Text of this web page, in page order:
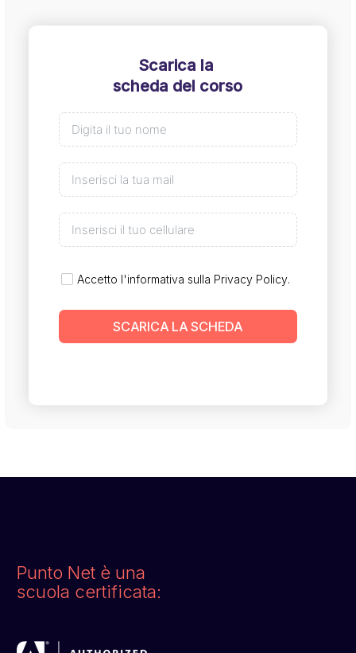
Scarica la
scheda del corso
Accetto l'informativa sulla Privacy Policy.
SCARICA LA SCHEDA
Punto Net è una
scuola certificata: